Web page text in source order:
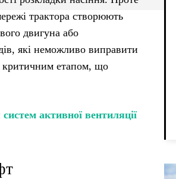
трактора створюють
двигуна або
які неможливо виправити
критичним етапом, що
активної вентиляції